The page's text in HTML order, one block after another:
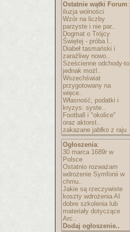
Ostatnie wątki Forum:
iluzja wolności
Wzór na liczby
parzyste i nie par..
Dogmat o Trójcy
Świętej - próba l..
Diabeł tasmański i
zaraźliwy nowo..
Sześcienne odchody-to
jednak możl..
Wszechświat
przygotowany na
więce..
Własność, podatki i
kryzys: syste..
Football i "okolice"
oraz aktorst..
zakazane jabłko z raju
Ogłoszenia:
30 marca 1689r w
Polsce
Ostatnio rozważam
wdrożenie Symfonii w
chmu..
Jakie są rzeczywiste
koszty wdrożenia AI
dobre szkolenia lub
materiały dotyczące
Arc..
Dodaj ogłoszenie..